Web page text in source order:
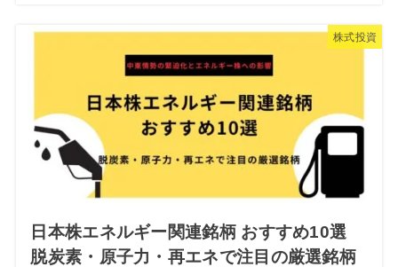
株式投資
日本株エネルギー関連銘柄 おすすめ10選
脱炭素・原子力・再エネで注目の厳選銘柄